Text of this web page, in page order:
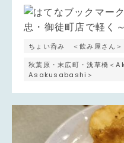
ちょい呑み ＜飲み屋さん＞
秋葉原・末広町・浅草橋
Asakusabashi＞